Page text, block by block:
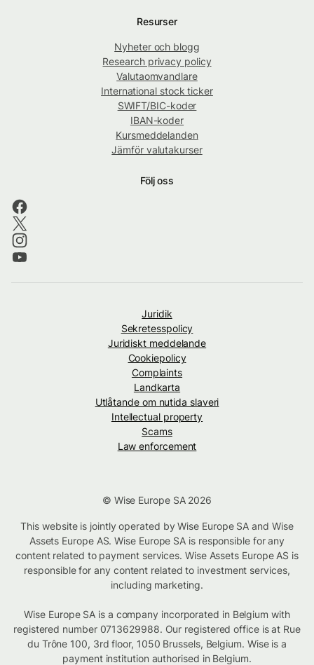
Resurser
Nyheter och blogg
Research privacy policy
Valutaomvandlare
International stock ticker
SWIFT/BIC-koder
IBAN-koder
Kursmeddelanden
Jämför valutakurser
Följ oss
Juridik
Sekretesspolicy
Juridiskt meddelande
Cookiepolicy
Complaints
Landkarta
Utlåtande om nutida slaveri
Intellectual property
Scams
Law enforcement
© Wise Europe SA 2026
This website is jointly operated by Wise Europe SA and Wise
Assets Europe AS. Wise Europe SA is responsible for any
content related to payment services. Wise Assets Europe AS is
responsible for any content related to investment services,
including marketing.
Wise Europe SA is a company incorporated in Belgium with
registered number 0713629988. Our registered office is at Rue
du Trône 100, 3rd floor, 1050 Brussels, Belgium. Wise is a
payment institution authorised in Belgium.